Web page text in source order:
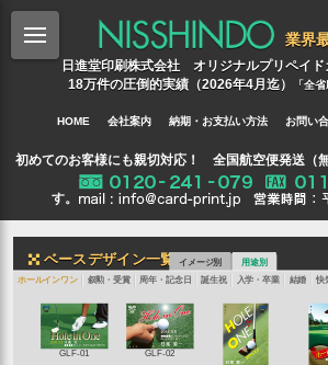
HOME 会社案内 納期・お支払い方法 お問い
初めてのお客様にも親切対応！ 全国航空便発送（
す。
業界
日進堂印刷株式会社 オリジナルプリペイド
18万件の圧倒的実績（2026年4月迄）
「全
ベースデザイン一覧 イメージ別 用途別
ホールインワン 叙勲・受賞 周年・記念日 誕生祝 入学・卒業 結婚 快
GLF-01 GLF-02